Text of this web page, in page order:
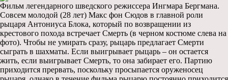
Фильм легендарного шведского режиссера Ингмара Бергмана.
Совсем молодой (28 лет) Макс фон Сюдов в главной роли
рыцаря Антониуса Блока, который по возвращении из
крестового похода встречает Смерть (в черном костюме слева на
фото). Чтобы не умирать сразу, рыцарь предлагает Смерти
сыграть в шахматы. Если выигрывает рыцарь – он остается
жить, если выигрывает Смерть, то она забирает его. Партию
приходится прервать, поскольку просыпается оруженосец